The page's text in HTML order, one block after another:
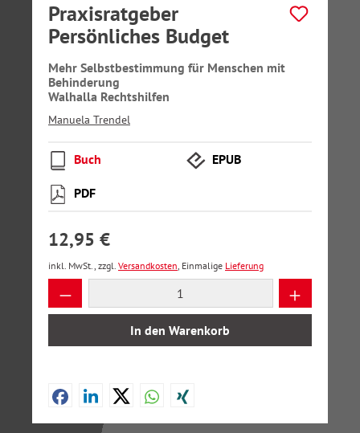
Praxisratgeber
Persönliches Budget
Mehr Selbstbestimmung für Menschen mit
Behinderung
Walhalla Rechtshilfen
Manuela Trendel
Buch EPUB
PDF
12,95 €
inkl. MwSt., zzgl. Versandkosten, Einmalige Lieferung
Produkt Anzahl: Gib den gewünschten
In den Warenkorb